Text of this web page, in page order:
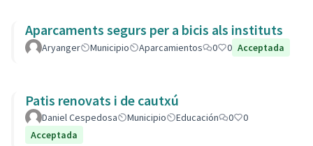
Aparcaments segurs per a bicis als instituts
Aryanger Municipio Aparcamientos 0 0 Acceptada
Patis renovats i de cautxú
Daniel Cespedosa Municipio Educación 0
0
Acceptada